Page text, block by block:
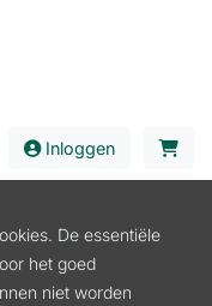
Inloggen
De essentiële
het goed
niet worden